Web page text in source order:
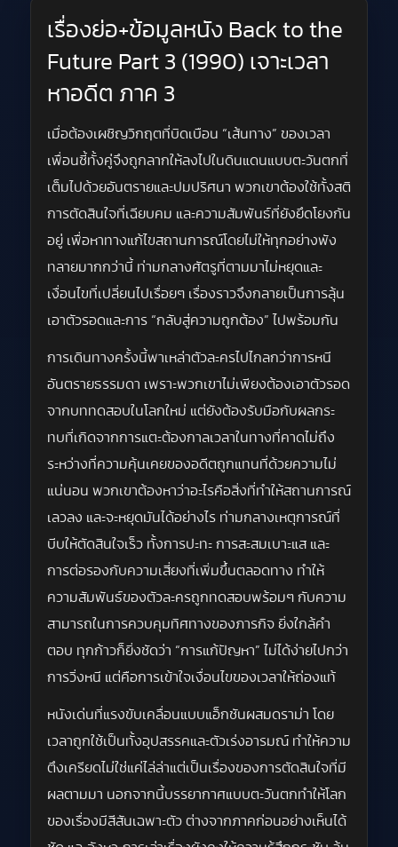
เรื่องย่อ+ข้อมูลหนัง Back to the
Future Part 3 (1990) เจาะเวลา
หาอดีต ภาค 3
เมื่อต้องเผชิญวิกฤตที่บิดเบือน “เส้นทาง” ของเวลา
เพื่อนซี้ทั้งคู่จึงถูกลากให้ลงไปในดินแดนแบบตะวันตกที่
เต็มไปด้วยอันตรายและปมปริศนา พวกเขาต้องใช้ทั้งสติ
การตัดสินใจที่เฉียบคม และความสัมพันธ์ที่ยังยึดโยงกัน
อยู่ เพื่อหาทางแก้ไขสถานการณ์โดยไม่ให้ทุกอย่างพัง
ทลายมากกว่านี้ ท่ามกลางศัตรูที่ตามมาไม่หยุดและ
เงื่อนไขที่เปลี่ยนไปเรื่อยๆ เรื่องราวจึงกลายเป็นการลุ้น
เอาตัวรอดและการ “กลับสู่ความถูกต้อง” ไปพร้อมกัน
การเดินทางครั้งนี้พาเหล่าตัวละครไปไกลกว่าการหนี
อันตรายธรรมดา เพราะพวกเขาไม่เพียงต้องเอาตัวรอด
จากบททดสอบในโลกใหม่ แต่ยังต้องรับมือกับผลกระ
ทบที่เกิดจากการแตะต้องกาลเวลาในทางที่คาดไม่ถึง
ระหว่างที่ความคุ้นเคยของอดีตถูกแทนที่ด้วยความไม่
แน่นอน พวกเขาต้องหาว่าอะไรคือสิ่งที่ทำให้สถานการณ์
เลวลง และจะหยุดมันได้อย่างไร ท่ามกลางเหตุการณ์ที่
บีบให้ตัดสินใจเร็ว ทั้งการปะทะ การสะสมเบาะแส และ
การต่อรองกับความเสี่ยงที่เพิ่มขึ้นตลอดทาง ทำให้
ความสัมพันธ์ของตัวละครถูกทดสอบพร้อมๆ กับความ
สามารถในการควบคุมทิศทางของภารกิจ ยิ่งใกล้คำ
ตอบ ทุกก้าวก็ยิ่งชัดว่า “การแก้ปัญหา” ไม่ได้ง่ายไปกว่า
การวิ่งหนี แต่คือการเข้าใจเงื่อนไขของเวลาให้ถ่องแท้
หนังเด่นที่แรงขับเคลื่อนแบบแอ็กชันผสมดราม่า โดย
เวลาถูกใช้เป็นทั้งอุปสรรคและตัวเร่งอารมณ์ ทำให้ความ
ตึงเครียดไม่ใช่แค่ไล่ล่าแต่เป็นเรื่องของการตัดสินใจที่มี
ผลตามมา นอกจากนี้บรรยากาศแบบตะวันตกทำให้โลก
ของเรื่องมีสีสันเฉพาะตัว ต่างจากภาคก่อนอย่างเห็นได้